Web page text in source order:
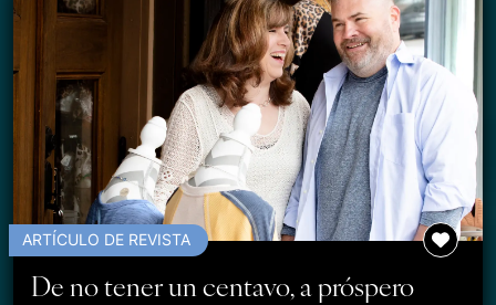
ARTÍCULO DE REVISTA
De no tener un centavo, a próspero